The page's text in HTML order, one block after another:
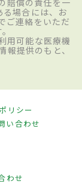
場合には、お
ご連絡をいただ
用可能な医療機
提供のもと、
リシー
い合わせ
わせ